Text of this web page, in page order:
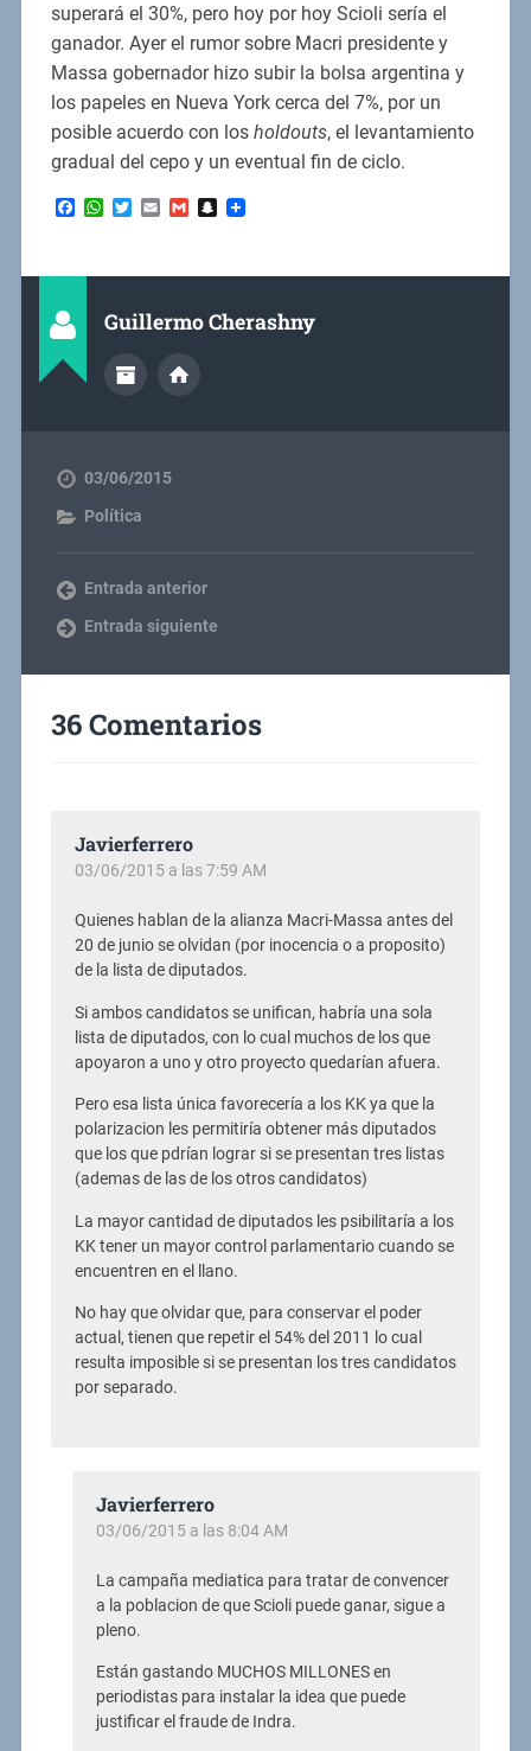
superará el 30%, pero hoy por hoy Scioli sería el
ganador. Ayer el rumor sobre Macri presidente y
Massa gobernador hizo subir la bolsa argentina y
los papeles en Nueva York cerca del 7%, por un
posible acuerdo con los holdouts, el levantamiento
gradual del cepo y un eventual fin de ciclo.
Facebook
WhatsApp
Twitter
EmailGmailSnapchat
Guillermo Cherashny
03/06/2015
Política
Entrada anterior
Entrada siguiente
36 Comentarios
Javierferrero
03/06/2015 a las 7:59 AM
Quienes hablan de la alianza Macri-Massa antes del
20 de junio se olvidan (por inocencia o a proposito)
de la lista de diputados.
Si ambos candidatos se unifican, habría una sola
lista de diputados, con lo cual muchos de los que
apoyaron a uno y otro proyecto quedarían afuera.
Pero esa lista única favorecería a los KK ya que la
polarizacion les permitiría obtener más diputados
que los que pdrían lograr si se presentan tres listas
(ademas de las de los otros candidatos)
La mayor cantidad de diputados les psibilitaría a los
KK tener un mayor control parlamentario cuando se
encuentren en el llano.
No hay que olvidar que, para conservar el poder
actual, tienen que repetir el 54% del 2011 lo cual
resulta imposible si se presentan los tres candidatos
por separado.
Javierferrero
03/06/2015 a las 8:04 AM
La campaña mediatica para tratar de convencer
a la poblacion de que Scioli puede ganar, sigue a
pleno.
Están gastando MUCHOS MILLONES en
periodistas para instalar la idea que puede
justificar el fraude de Indra.